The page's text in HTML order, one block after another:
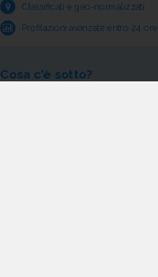
Classificati e geo-normalizzati
Profilazioni avanzate entro 24 ore
Cosa c'è sotto?